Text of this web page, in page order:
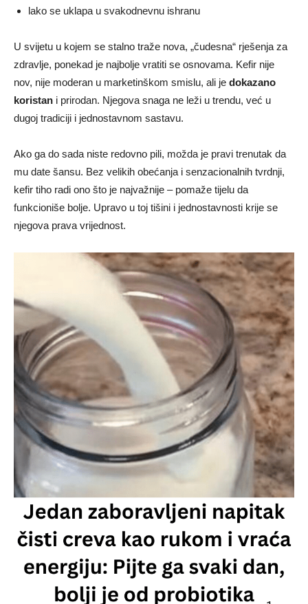
lako se uklapa u svakodnevnu ishranu
U svijetu u kojem se stalno traže nova, „čudesna“ rješenja za
zdravlje, ponekad je najbolje vratiti se osnovama. Kefir nije
nov, nije moderan u marketinškom smislu, ali je dokazano
koristan i prirodan. Njegova snaga ne leži u trendu, već u
dugoj tradiciji i jednostavnom sastavu.
Ako ga do sada niste redovno pili, možda je pravi trenutak da
mu date šansu. Bez velikih obećanja i senzacionalnih tvrdnji,
kefir tiho radi ono što je najvažnije – pomaže tijelu da
funkcioniše bolje. Upravo u toj tišini i jednostavnosti krije se
njegova prava vrijednost.